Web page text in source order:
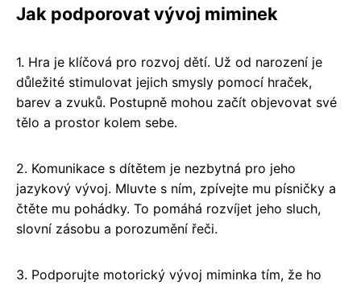
Jak podporovat vývoj miminek
1. Hra je klíčová pro rozvoj dětí. Už od narození je
důležité stimulovat jejich smysly pomocí hraček,
barev a zvuků. Postupně mohou začít objevovat své
tělo a prostor kolem sebe.
2. Komunikace s dítětem je nezbytná pro jeho
jazykový vývoj. Mluvte s ním, zpívejte mu písničky a
čtěte mu pohádky. To pomáhá rozvíjet jeho sluch,
slovní zásobu a porozumění řeči.
3. Podporujte motorický vývoj miminka tím, že ho